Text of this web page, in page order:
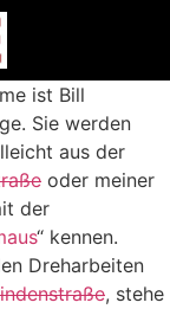
ist Bill
Sie werden
aus der
oder meiner
der
“ kennen.
Dreharbeiten
, stehe